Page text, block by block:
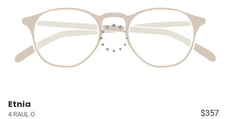
Etnia
4 RAUL O $357